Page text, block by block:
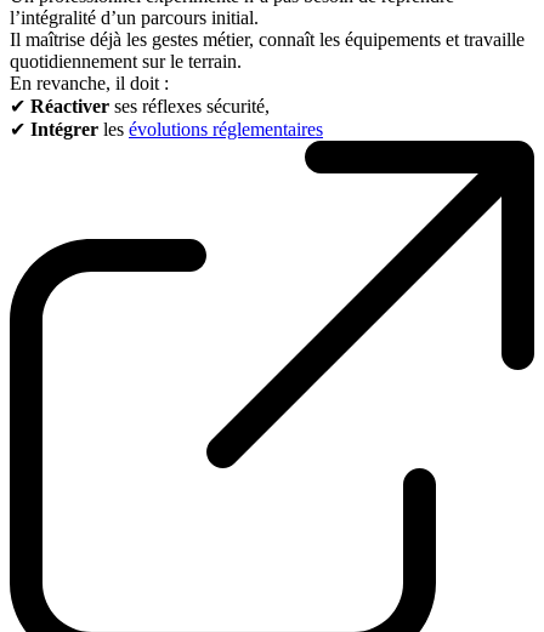
l’intégralité d’un parcours initial.
Il maîtrise déjà les gestes métier, connaît les équipements et travaille
quotidiennement sur le terrain.
En revanche, il doit :
✔ Réactiver ses réflexes sécurité,
✔ Intégrer les évolutions réglementaires